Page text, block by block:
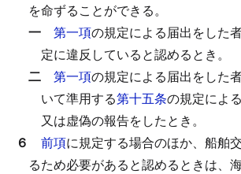
を命ずることができる。
一 第一項の規定による届出をした
定に違反していると認めるとき。
二 第一項の規定による届出をした
いて準用する第十五条の規定によ
又は虚偽の報告をしたとき。
６ 前項に規定する場合のほか、船舶
るため必要があると認めるときは、